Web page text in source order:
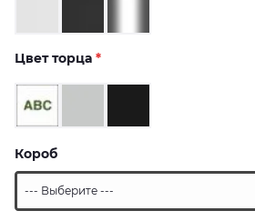
Цвет торца *
Короб